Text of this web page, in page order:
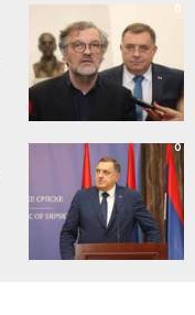
0
0